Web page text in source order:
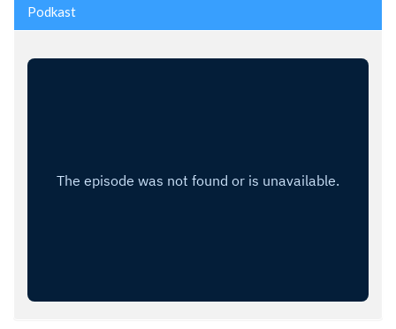
Podkast